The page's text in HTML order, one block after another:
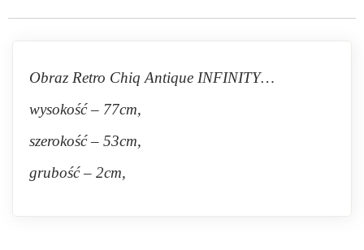
Obraz Retro Chiq Antique INFINITY…
wysokość – 77cm,
szerokość – 53cm,
grubość – 2cm,